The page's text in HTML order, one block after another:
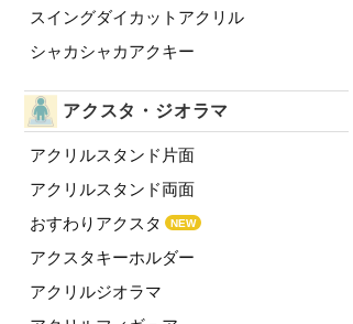
スイングダイカットアクリル
シャカシャカアクキー
アクスタ・ジオラマ
アクリルスタンド片面
アクリルスタンド両面
おすわりアクスタ
NEW
アクスタキーホルダー
アクリルジオラマ